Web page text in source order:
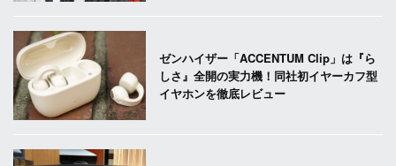
ゼンハイザー「ACCENTUM Clip」は『ら
しさ』全開の実力機！同社初イヤーカフ型
イヤホンを徹底レビュー